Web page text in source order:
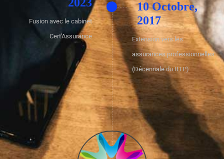
Fusion avec le cabinet
Cert'Assurance
10 Octobre,
2017
Extension vers les
assurances professionnelles
(Décennale du BTP)